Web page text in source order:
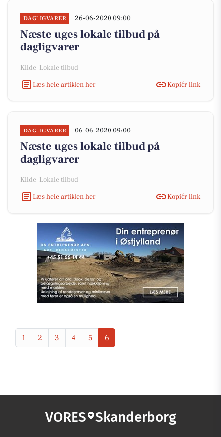
DAGLIGVARER 26-06-2020 09:00
Næste uges lokale tilbud på
dagligvarer
Kilde: Lokale tilbud
Læs hele artiklen her
Kopiér link
DAGLIGVARER 06-06-2020 09:00
Næste uges lokale tilbud på
dagligvarer
Kilde: Lokale tilbud
Læs hele artiklen her
Kopiér link
1 2 3 4 5 6
VORES Skanderborg